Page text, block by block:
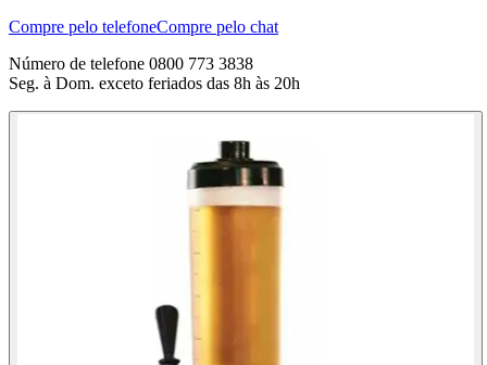
Compre pelo telefoneCompre pelo chat
Número de telefone 0800 773 3838
Seg. à Dom. exceto feriados das 8h às 20h